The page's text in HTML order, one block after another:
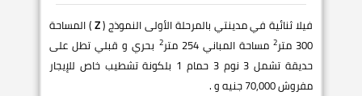
فيلا ثنائية في مدينتي بالمرحلة الأولى النموذج (Z) المساحة
300 متر
2 مساحة المباني 254 متر 2 بحري و قبلي تطل على
حديقة تشمل 3 نوم 3 حمام 1 بلكونة تشطيب خاص للإيجار
مفروش 70,000 جنيه و .